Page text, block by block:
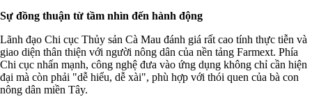
Sự đồng thuận từ tầm nhìn đến hành động
Lãnh đạo Chi cục Thủy sản Cà Mau đánh giá rất cao tính thực tiễn và
giao diện thân thiện với người nông dân của nền tảng Farmext. Phía
Chi cục nhấn mạnh, công nghệ đưa vào ứng dụng không chỉ cần hiện
đại mà còn phải "dễ hiểu, dễ xài", phù hợp với thói quen của bà con
nông dân miền Tây.